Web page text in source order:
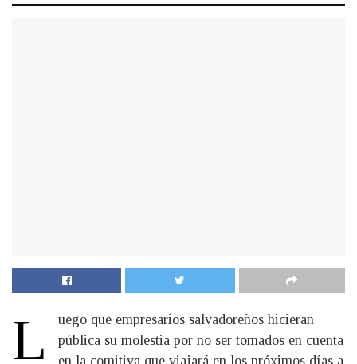
L
uego que empresarios salvadoreños hicieran
pública su molestia por no ser tomados en cuenta